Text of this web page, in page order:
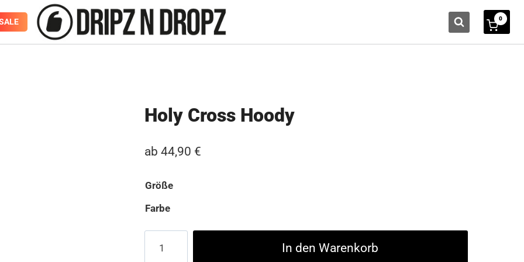
0
Holy Cross Hoody
ab44,90 €
Größe
Farbe
Cross
In den Warenkorb